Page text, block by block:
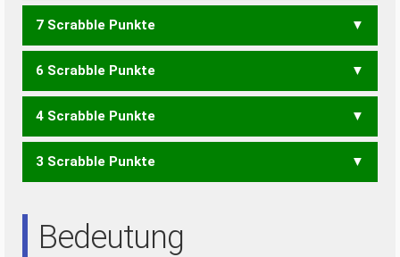
FEIEN FEINE
7 Scrabble Punkte
FEEN FEIE FEIN FINE
6 Scrabble Punkte
FEE MEIN MINE
4 Scrabble Punkte
EINE
3 Scrabble Punkte
Bedeutung